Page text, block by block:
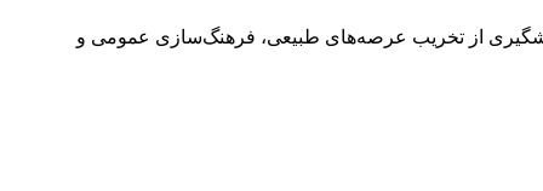
پیشگیری از تخریب عرصه‌های طبیعی، فرهنگ‌سازی عمومی و